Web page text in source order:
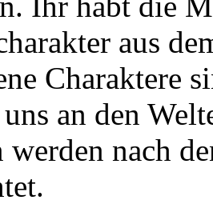
aus
Charaktere
an den
nach